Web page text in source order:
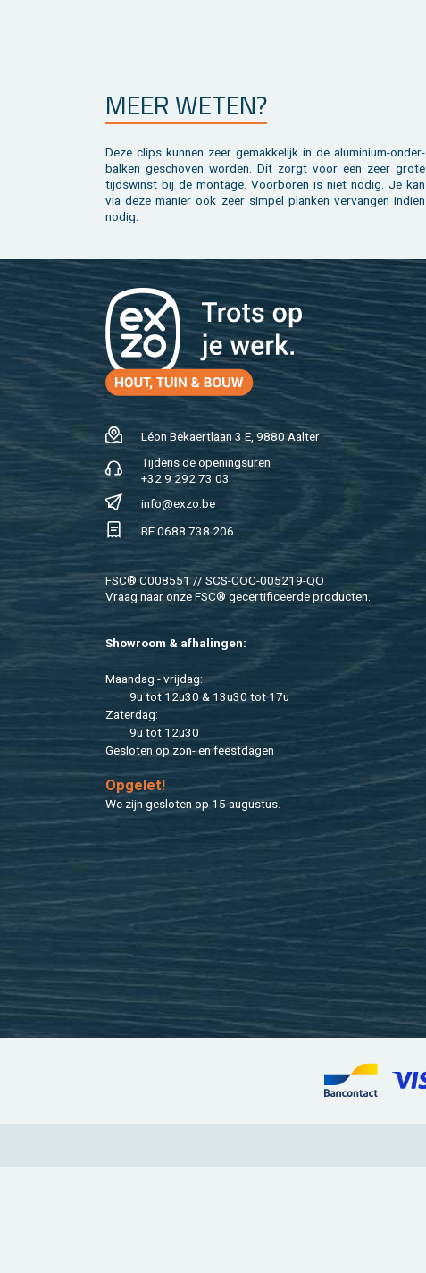
MEER WETEN?
Deze clips kun­nen zeer ge­mak­ke­lijk in de alu­mi­ni­um-on­der­
bal­ken ge­scho­ven wor­den. Dit zorgt voor een zeer grote
tijds­winst bij de mon­ta­ge. Voor­bo­ren is niet nodig. Je kan
via deze ma­nier ook zeer sim­pel plan­ken ver­van­gen in­dien
nodig.
Léon Be­kaert­laan 3 E, 9880 Aal­ter
Tij­dens de ope­nings­uren
+32 9 292 73 03
info@​exzo.​be
BE 0688 738 206
FSC® C008551 // SCS-COC-005219-QO
Vraag naar onze FSC® ge­cer­ti­fi­ceer­de pro­duc­ten.
Show­room & af­ha­lin­gen:
Maan­dag - vrij­dag:
9u tot 12u30 & 13u30 tot 17u
Za­ter­dag:
9u tot 12u30
Ge­slo­ten op zon- en feest­da­gen
Op­ge­let!
We zijn ge­slo­ten op 15 au­gus­tus.